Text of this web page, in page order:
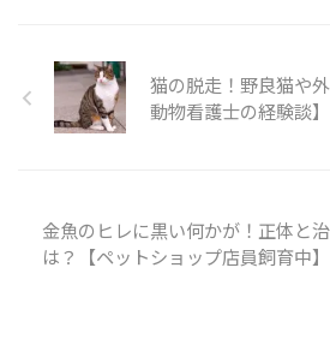
猫の脱走！野良猫や
動物看護士の経験談】
金魚のヒレに黒い何かが！正体と
は？【ペットショップ店員飼育中】